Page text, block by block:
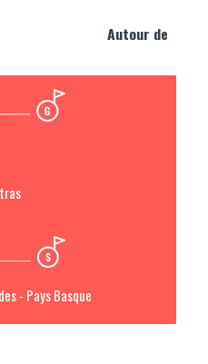
Autour de
- Pays Basque